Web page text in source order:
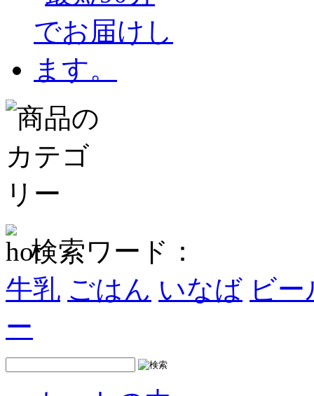
検索ワード：
牛乳 ごはん いなば ビー
ー